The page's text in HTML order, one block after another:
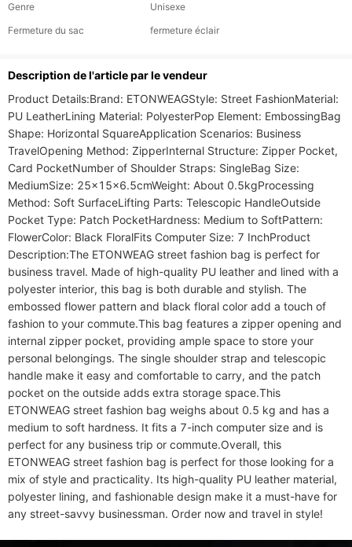
Genre
Unisexe
Fermeture du sac
fermeture éclair
Description de l'article par le vendeur
Product Details:Brand: ETONWEAGStyle: Street FashionMaterial:
PU LeatherLining Material: PolyesterPop Element: EmbossingBag
Shape: Horizontal SquareApplication Scenarios: Business
TravelOpening Method: ZipperInternal Structure: Zipper Pocket,
Card PocketNumber of Shoulder Straps: SingleBag Size:
MediumSize: 25x15x6.5cmWeight: About 0.5kgProcessing
Method: Soft SurfaceLifting Parts: Telescopic HandleOutside
Pocket Type: Patch PocketHardness: Medium to SoftPattern:
FlowerColor: Black FloralFits Computer Size: 7 InchProduct
Description:The ETONWEAG street fashion bag is perfect for
business travel. Made of high-quality PU leather and lined with a
polyester interior, this bag is both durable and stylish. The
embossed flower pattern and black floral color add a touch of
fashion to your commute.This bag features a zipper opening and
internal zipper pocket, providing ample space to store your
personal belongings. The single shoulder strap and telescopic
handle make it easy and comfortable to carry, and the patch
pocket on the outside adds extra storage space.This
ETONWEAG street fashion bag weighs about 0.5 kg and has a
medium to soft hardness. It fits a 7-inch computer size and is
perfect for any business trip or commute.Overall, this
ETONWEAG street fashion bag is perfect for those looking for a
mix of style and practicality. Its high-quality PU leather material,
polyester lining, and fashionable design make it a must-have for
any street-savvy businessman. Order now and travel in style!